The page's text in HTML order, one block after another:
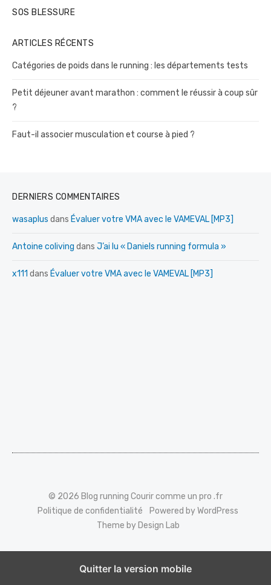
SOS BLESSURE
ARTICLES RÉCENTS
Catégories de poids dans le running : les départements tests
Petit déjeuner avant marathon : comment le réussir à coup sûr
?
Faut-il associer musculation et course à pied ?
DERNIERS COMMENTAIRES
wasaplus dans Évaluer votre VMA avec le VAMEVAL [MP3]
Antoine coliving dans J’ai lu « Daniels running formula »
x111 dans Évaluer votre VMA avec le VAMEVAL [MP3]
© 2026 Blog running Courir comme un pro .fr
Politique de confidentialité
Powered by WordPress
Theme by Design Lab
Quitter la version mobile